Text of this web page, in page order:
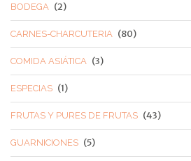
BODEGA (2)
CARNES-CHARCUTERIA (80)
COMIDA ASIÁTICA (3)
ESPECIAS (1)
FRUTAS Y PURES DE FRUTAS (43)
GUARNICIONES (5)